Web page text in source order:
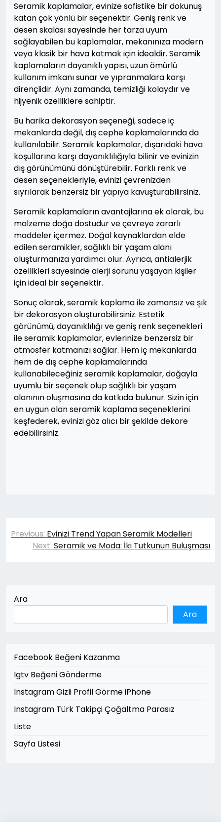
Seramik kaplamalar, evinize sofistike bir dokunuş
katan çok yönlü bir seçenektir. Geniş renk ve
desen skalası sayesinde her tarza uyum
sağlayabilen bu kaplamalar, mekanınıza modern
veya klasik bir hava katmak için idealdir. Seramik
kaplamaların dayanıklı yapısı, uzun ömürlü
kullanım imkanı sunar ve yıpranmalara karşı
dirençlidir. Aynı zamanda, temizliği kolaydır ve
hijyenik özelliklere sahiptir.
Bu harika dekorasyon seçeneği, sadece iç
mekanlarda değil, dış cephe kaplamalarında da
kullanılabilir. Seramik kaplamalar, dışarıdaki hava
koşullarına karşı dayanıklılığıyla bilinir ve evinizin
dış görünümünü dönüştürebilir. Farklı renk ve
desen seçenekleriyle, evinizi çevrenizden
sıyrılarak benzersiz bir yapıya kavuşturabilirsiniz.
Seramik kaplamaların avantajlarına ek olarak, bu
malzeme doğa dostudur ve çevreye zararlı
maddeler içermez. Doğal kaynaklardan elde
edilen seramikler, sağlıklı bir yaşam alanı
oluşturmanıza yardımcı olur. Ayrıca, antialerjik
özellikleri sayesinde alerji sorunu yaşayan kişiler
için ideal bir seçenektir.
Sonuç olarak, seramik kaplama ile zamansız ve şık
bir dekorasyon oluşturabilirsiniz. Estetik
görünümü, dayanıklılığı ve geniş renk seçenekleri
ile seramik kaplamalar, evlerinize benzersiz bir
atmosfer katmanızı sağlar. Hem iç mekanlarda
hem de dış cephe kaplamalarında
kullanabileceğiniz seramik kaplamalar, doğayla
uyumlu bir seçenek olup sağlıklı bir yaşam
alanının oluşmasına da katkıda bulunur. Sizin için
en uygun olan seramik kaplama seçeneklerini
keşfederek, evinizi göz alıcı bir şekilde dekore
edebilirsiniz.
Yazı
gezinmesi
Previous: Evinizi Trend Yapan Seramik Modelleri
Next: Seramik ve Moda: İki Tutkunun Buluşması
Ara
Ara
Facebook Beğeni Kazanma
Igtv Beğeni Gönderme
Instagram Gizli Profil Görme iPhone
Instagram Türk Takipçi Çoğaltma Parasız
Liste
Sayfa Listesi